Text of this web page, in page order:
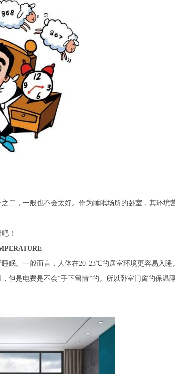
二，一般也不会太好。作为睡眠场所的卧室，其环境
！
眠。一般而言，人体在20-23℃的居室环境更容易入睡
但是电费是不会“手下留情”的。所以卧室门窗的保温